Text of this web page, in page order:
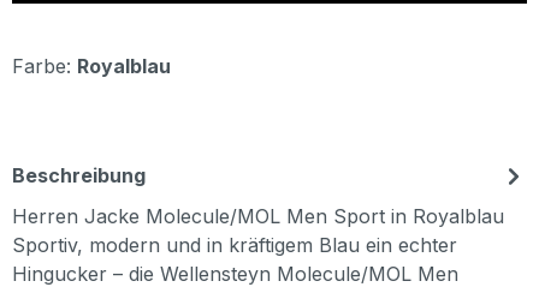
Farbe: Royalblau
Beschreibung
Herren Jacke Molecule/MOL Men Sport in Royalblau
Sportiv, modern und in kräftigem Blau ein echter
Hingucker – die Wellensteyn Molecule/MOL Men